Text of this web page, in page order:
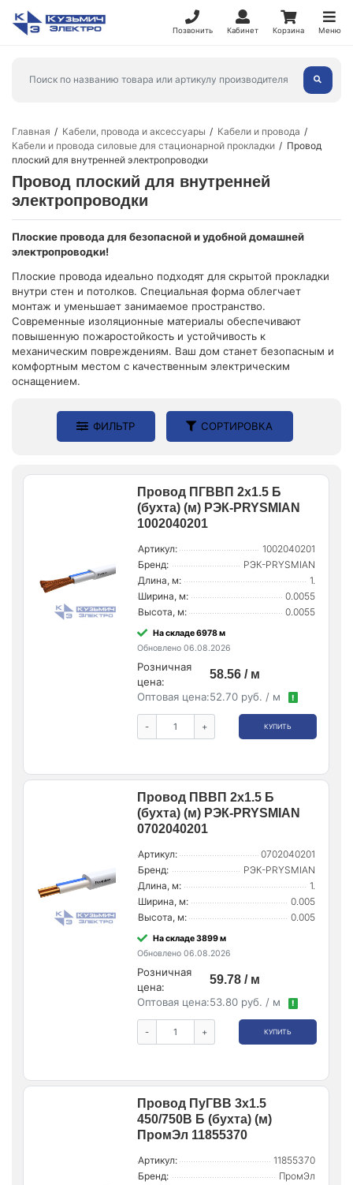
Позвонить Кабинет Корзина Меню
Главная Кабели, провода и аксессуары
Кабели и провода
Кабели и провода силовые для стационарной прокладки
Провод
плоский для внутренней электропроводки
Провод плоский для внутренней
электропроводки
Плоские провода для безопасной и удобной домашней
электропроводки!
Плоские провода идеально подходят для скрытой прокладки
внутри стен и потолков. Специальная форма облегчает
монтаж и уменьшает занимаемое пространство.
Современные изоляционные материалы обеспечивают
повышенную пожаростойкость и устойчивость к
механическим повреждениям. Ваш дом станет безопасным и
комфортным местом с качественным электрическим
оснащением.
ФИЛЬТР СОРТИРОВКА
Провод ПГВВП 2х1.5 Б
(бухта) (м) РЭК-PRYSMIAN
1002040201
Артикул:
1002040201
Бренд:
РЭК-PRYSMIAN
Длина, м:
1.
Ширина, м:
0.0055
Высота, м:
0.0055
На складе 6978 м
Обновлено 06.08.2026
Розничная
цена:
58.56 / м
Оптовая цена:52.70 руб. / м !
- + КУПИТЬ
Провод ПВВП 2х1.5 Б
(бухта) (м) РЭК-PRYSMIAN
0702040201
Артикул:
0702040201
Бренд:
РЭК-PRYSMIAN
Длина, м:
1.
Ширина, м:
0.005
Высота, м:
0.005
На складе 3899 м
Обновлено 06.08.2026
Розничная
цена:
59.78 / м
Оптовая цена:53.80 руб. / м !
- + КУПИТЬ
Провод ПуГВВ 3х1.5
450/750В Б (бухта) (м)
ПромЭл 11855370
Артикул:
11855370
Бренд:
ПромЭл